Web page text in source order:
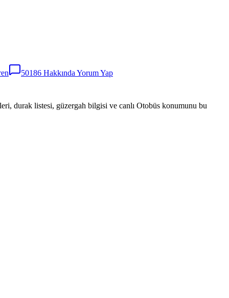
50186 Hakkında Yorum Yap
durak listesi, güzergah bilgisi ve canlı Otobüs konumunu bu